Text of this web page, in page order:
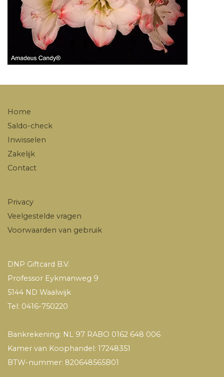
Home
Saldo-check
Inwisselen
Zakelijk
Contact
Privacy
Veelgestelde vragen
Voorwaarden van gebruik
DNP Giftcard B.V.
Professor Eykmanweg 9
5144 ND Waalwijk
Tel: 0416-750220
Bankrekening: NL 97 RABO 0162 648 006
Kamer van Koophandel: 17248351
BTW-nummer: 820648565B01